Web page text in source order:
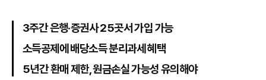
3주간 은행·증권사 25곳서 가입 가능
소득공제에 배당소득 분리과세 혜택
5년간 환매 제한, 원금손실 가능성 유의해야